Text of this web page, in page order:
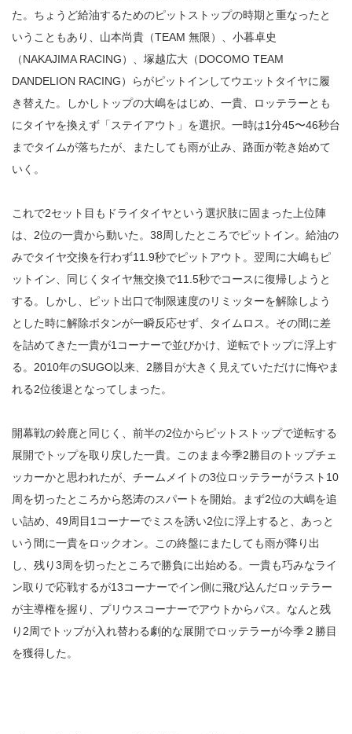
た。ちょうど給油するためのピットストップの時期と重なったと
いうこともあり、山本尚貴（TEAM 無限）、小暮卓史
（NAKAJIMA RACING）、塚越広大（DOCOMO TEAM
DANDELION RACING）らがピットインしてウエットタイヤに履
き替えた。しかしトップの大嶋をはじめ、一貴、ロッテラーとも
にタイヤを換えず「ステイアウト」を選択。一時は1分45〜46秒台
までタイムが落ちたが、またしても雨が止み、路面が乾き始めて
いく。
これで2セット目もドライタイヤという選択肢に固まった上位陣
は、2位の一貴から動いた。38周したところでピットイン。給油の
みでタイヤ交換を行わず11.9秒でピットアウト。翌周に大嶋もピ
ットイン、同じくタイヤ無交換で11.5秒でコースに復帰しようと
する。しかし、ピット出口で制限速度のリミッターを解除しよう
とした時に解除ボタンが一瞬反応せず、タイムロス。その間に差
を詰めてきた一貴が1コーナーで並びかけ、逆転でトップに浮上す
る。2010年のSUGO以来、2勝目が大きく見えていただけに悔やま
れる2位後退となってしまった。
開幕戦の鈴鹿と同じく、前半の2位からピットストップで逆転する
展開でトップを取り戻した一貴。このまま今季2勝目のトップチェ
ッカーかと思われたが、チームメイトの3位ロッテラーがラスト10
周を切ったところから怒涛のスパートを開始。まず2位の大嶋を追
い詰め、49周目1コーナーでミスを誘い2位に浮上すると、あっと
いう間に一貴をロックオン。この終盤にまたしても雨が降り出
し、残り3周を切ったところで勝負に出始める。一貴も巧みなライ
ン取りで応戦するが13コーナーでイン側に飛び込んだロッテラー
が主導権を握り、プリウスコーナーでアウトからパス。なんと残
り2周でトップが入れ替わる劇的な展開でロッテラーが今季２勝目
を獲得した。